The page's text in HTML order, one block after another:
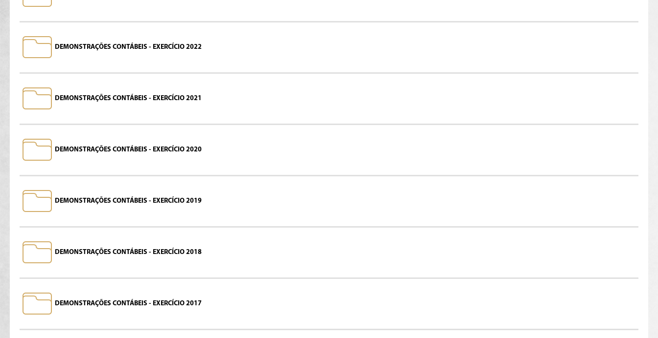
DEMONSTRAÇÕES CONTÁBEIS - EXERCÍCIO 2022
DEMONSTRAÇÕES CONTÁBEIS - EXERCÍCIO 2021
DEMONSTRAÇÕES CONTÁBEIS - EXERCÍCIO 2020
DEMONSTRAÇÕES CONTÁBEIS - EXERCÍCIO 2019
DEMONSTRAÇÕES CONTÁBEIS - EXERCÍCIO 2018
DEMONSTRAÇÕES CONTÁBEIS - EXERCÍCIO 2017